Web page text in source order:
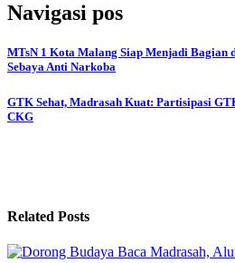
Navigasi pos
MTsN 1 Kota Malang Siap Menjadi Bagian
Sebaya Anti Narkoba
GTK Sehat, Madrasah Kuat: Partisipasi
CKG
Related Posts